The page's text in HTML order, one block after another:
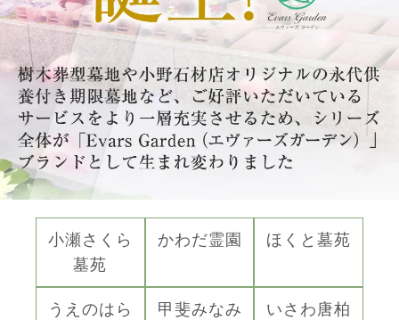
小瀬さくら
墓苑
かわだ霊園 ほくと墓苑
うえのはら
甲斐みなみ
いさわ唐柏